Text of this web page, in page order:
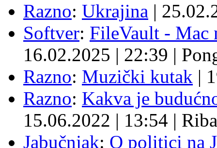
Razno: Ukrajina |
Softver: FileVault - Mac
16.02.2025 | 22:39 |
Razno: Muzički kutak |
Razno: Kakva je
15.06.2022 | 13:54 | Riba
Jabučnjak: O politici na